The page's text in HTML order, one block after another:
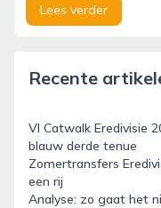
Lees verder
Recente
VI Catwalk Eredivisie
blauw derde tenue
Zomertransfers
een rij
Analyse: zo gaat het